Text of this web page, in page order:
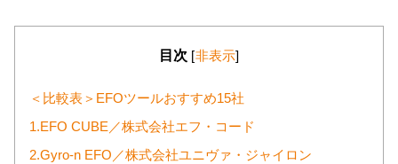
目次 [非表示]
＜比較表＞EFOツールおすすめ15社
1.EFO CUBE／株式会社エフ・コード
2.Gyro-n EFO／株式会社ユニヴァ・ジャイロン